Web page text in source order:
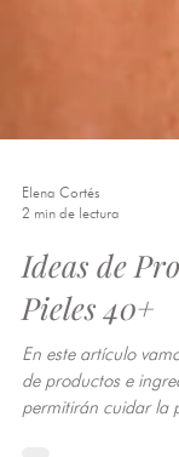
2 min de lectura
Ideas de
Pieles 40+
En este artículo
de productos e